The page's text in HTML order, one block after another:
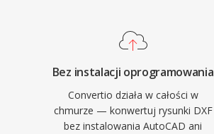
Bez instalacji oprogramowania
Convertio działa w całości w
chmurze — konwertuj rysunki DXF
bez instalowania AutoCAD ani